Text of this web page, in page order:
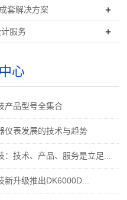
套解决方案 +
服务 +
心
产品型号全集合
仪表发展的技术与趋势
：技术、产品、服务是立足...
新升级推出DK6000D...